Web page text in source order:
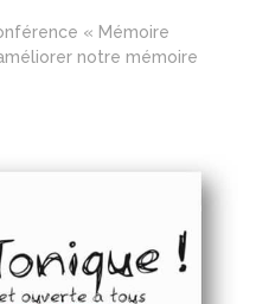
« Mémoire
notre mémoire